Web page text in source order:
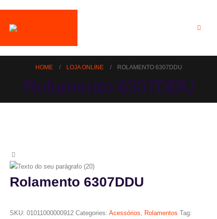
HOME LOJA ONLINE ROLAMENTO 6307DDU
Rolamento 6307DDU
Rolamento 6307DDU
SKU: 01011000000912 Categories: Acessórios, Rolamentos Tag: